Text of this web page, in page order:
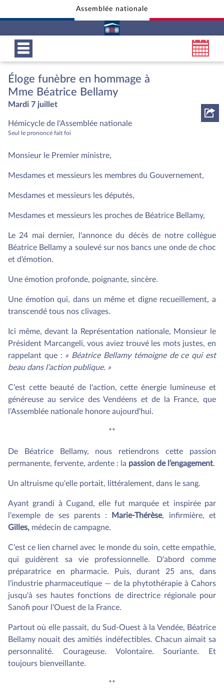
Aller en bas de la pageAssemblée nationale
Éloge funèbre en hommage à
Mme Béatrice Bellamy
Mardi 7 juillet
Hémicycle de l'Assemblée nationale
Seul le prononcé fait foi
Monsieur le Premier ministre,
Mesdames et messieurs les membres du Gouvernement,
Mesdames et messieurs les députés,
Mesdames et messieurs les proches de Béatrice Bellamy,
Le 24 mai dernier, l'annonce du décès de notre collègue
Béatrice Bellamy a soulevé sur nos bancs une onde de choc
et d’émotion.
Une émotion profonde, poignante, sincère.
Une émotion qui, dans un même et digne recueillement, a
transcendé tous nos clivages.
Ici même, devant la Représentation nationale, Monsieur le
Président Marcangeli, vous aviez trouvé les mots justes, en
rappelant que : « Béatrice Bellamy témoigne de ce qui est
beau dans l’action publique. »
C'est cette beauté de l'action, cette énergie lumineuse et
généreuse au service des Vendéens et de la France, que
l'Assemblée nationale honore aujourd'hui.
**
De Béatrice Bellamy, nous retiendrons cette passion
permanente, fervente, ardente : la passion de l’engagement.
Un altruisme qu'elle portait, littéralement, dans le sang.
Ayant grandi à Cugand, elle fut marquée et inspirée par
l'exemple de ses parents :
Marie-Thérèse, infirmière, et
Gilles, médecin de campagne.
C'est ce lien charnel avec le monde du soin, cette empathie,
qui guidèrent sa vie professionnelle. D'abord comme
préparatrice en pharmacie. Puis, durant 25 ans, dans
l'industrie pharmaceutique — de la phytothérapie à Cahors
jusqu'à ses hautes fonctions de directrice régionale pour
Sanofi pour l’Ouest de la France.
Partout où elle passait, du Sud-Ouest à la Vendée, Béatrice
Bellamy nouait des amitiés indéfectibles. Chacun aimait sa
personnalité. Courageuse. Volontaire. Souriante. Et
toujours bienveillante.
**